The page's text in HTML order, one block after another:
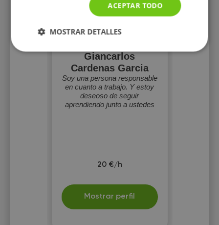
Giancarlos
Cardenas Garcia
Soy una persona responsable
en cuanto a trabajo. Y estoy
deseoso de seguir
aprendiendo junto a ustedes
20 €/h
Mostrar perfil
ACEPTAR TODO
MOSTRAR DETALLES